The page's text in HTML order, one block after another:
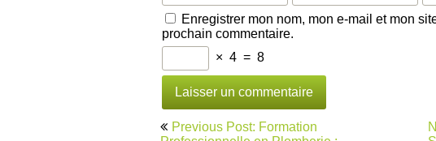
Enregistrer mon nom, mon e-mail et mon
prochain commentaire.
× 4 = 8
Navigation
Previous Post: Formation